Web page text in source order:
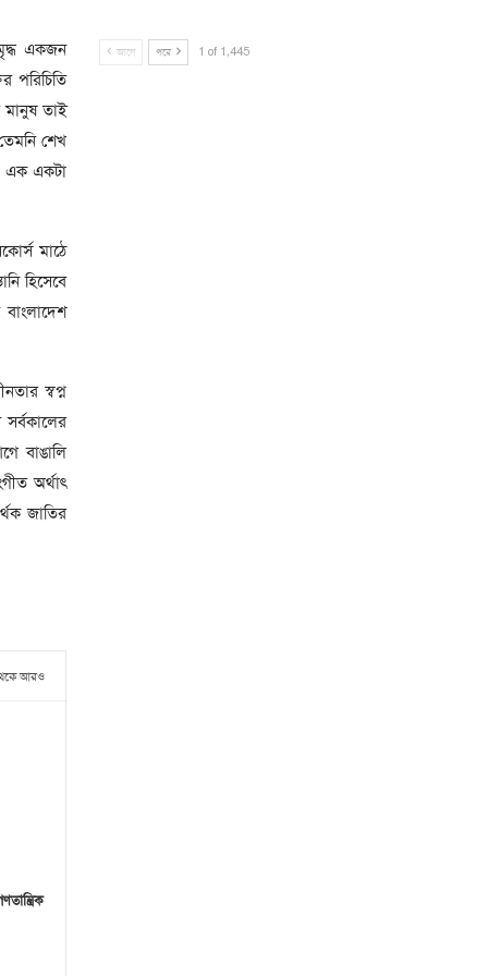
একজন
পরিচিতি
মানুষ তাই
শেখ
এক একটা
মাঠে
হিসেবে
স্বপ্ন
সর্বকালের
বাঙালি
অর্থাৎ
জাতির
আরও
আগে পরে 1 of 1,445